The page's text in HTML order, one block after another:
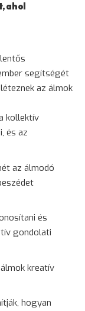
ahol
segítségét
az álmok
kollektív
és az
az álmodó
és
gondolati
kreatív
hogyan